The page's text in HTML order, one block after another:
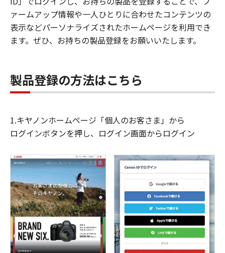
ァームアップ情報や一人ひとりに合わせたコンテンツの
表示などパーソナライズされたホームページを利用でき
ます。ぜひ、お持ちの製品登録をお願いいたします。
製品登録の方法はこちら
1.キヤノンホームページ「個人のお客さま」から
ログインボタンを押し、ログイン画面からログイン